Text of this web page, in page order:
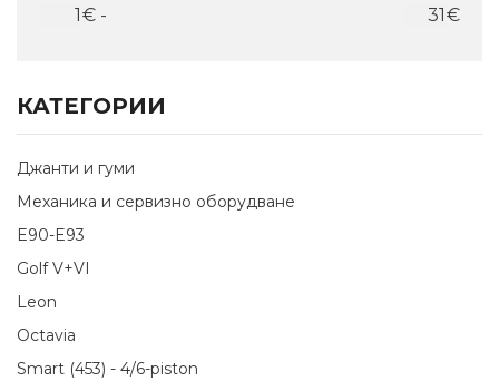
€ - €
КАТЕГОРИИ
Джанти и гуми
Механика и сервизно оборудване
E90-E93
Golf V+VI
Leon
Octavia
Smart (453) - 4/6-piston